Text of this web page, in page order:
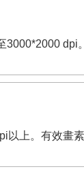
dpi
上。有效畫